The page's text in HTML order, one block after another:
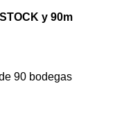
y 90m
90 bodegas